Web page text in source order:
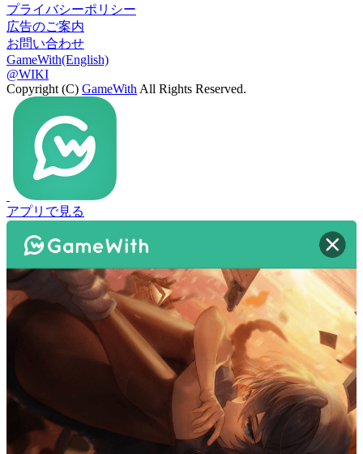
プライバシーポリシー
広告のご案内
お問い合わせ
GameWith(English)
@WIKI
Copyright (C) GameWith All Rights Reserved.
アプリで見る